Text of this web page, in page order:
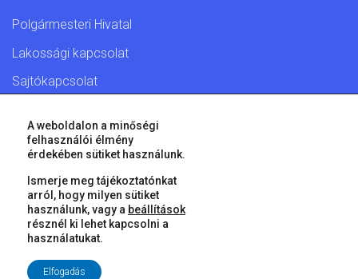
Polgármesteri Hivatal
Lakossági kapcsolat
Sajtókapcsolat
© 2026 Győr Megyei Jogú Város • Minden jog fenntartva!
A weboldalon a minőségi
felhasználói élmény
érdekében sütiket használunk.
Ismerje meg tájékoztatónkat
arról, hogy milyen sütiket
használunk, vagy a beállítások
résznél ki lehet kapcsolni a
használatukat.
Elfogadás